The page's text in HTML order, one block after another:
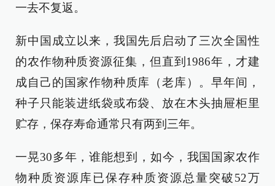
一去不复返。
新中国成立以来，我国先后启动了三次全国性
的农作物种质资源征集，但直到1986年，才建
成自己的国家作物种质库（老库）。早年间，
种子只能装进纸袋或布袋、放在木头抽屉柜里
贮存，保存寿命通常只有两到三年。
一晃30多年，谁能想到，如今，我国国家农作
物种质资源库已保存种质资源总量突破52万